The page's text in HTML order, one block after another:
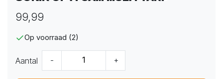
99,99
Op voorraad (2)
Aantal - +